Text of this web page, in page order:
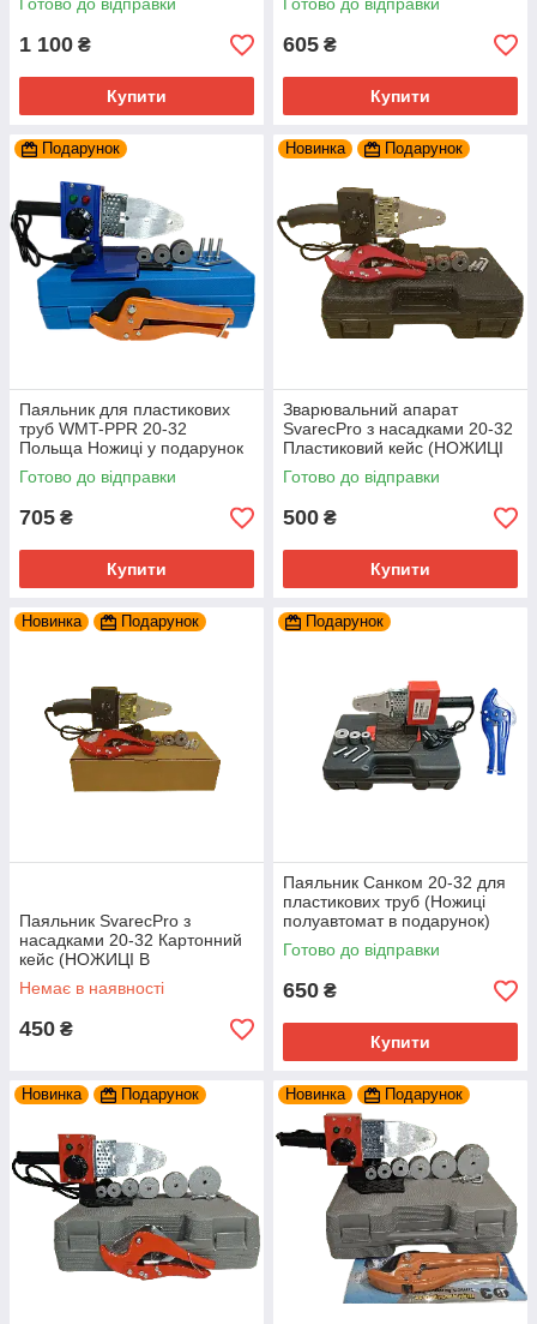
1 100 ₴
Купити
605 ₴
Купити
Подарунок
Паяльник для пластикових
труб WMT-PPR 20-32
Польща Ножиці у подарунок
Готово до відправки
705 ₴
Купити
Новинка Подарунок
Зварювальний апарат
SvarecPro з насадками 20-32
Пластиковий кейс (НОЖИЦІ
В ПОДАРУНОК)
Готово до відправки
500 ₴
Купити
Новинка Подарунок
Паяльник SvarecPro з
насадками 20-32 Картонний
кейс (НОЖИЦІ В
ПОДАРУНОК)
Немає в наявності
450 ₴
Подарунок
Паяльник Санком 20-32 для
пластикових труб (Ножиці
полуавтомат в подарунок)
Готово до відправки
650 ₴
Купити
Новинка Подарунок Новинка Подарунок